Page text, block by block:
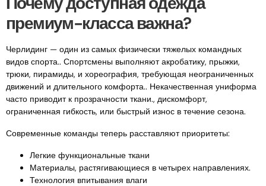
премиум-класса важна?
Черлидинг — один из самых физически тяжелых командных
видов спорта.. Спортсмены выполняют акробатику, прыжки,
трюки, пирамиды, и хореография, требующая неограниченных
движений и длительного комфорта.. Некачественная униформа
часто приводит к прозрачности ткани., дискомфорт,
ограниченная гибкость, или быстрый износ в течение сезона.
Современные команды теперь расставляют приоритеты:
Легкие функциональные ткани
Материалы, растягивающиеся в четырех направлениях.
Технология впитывания влаги